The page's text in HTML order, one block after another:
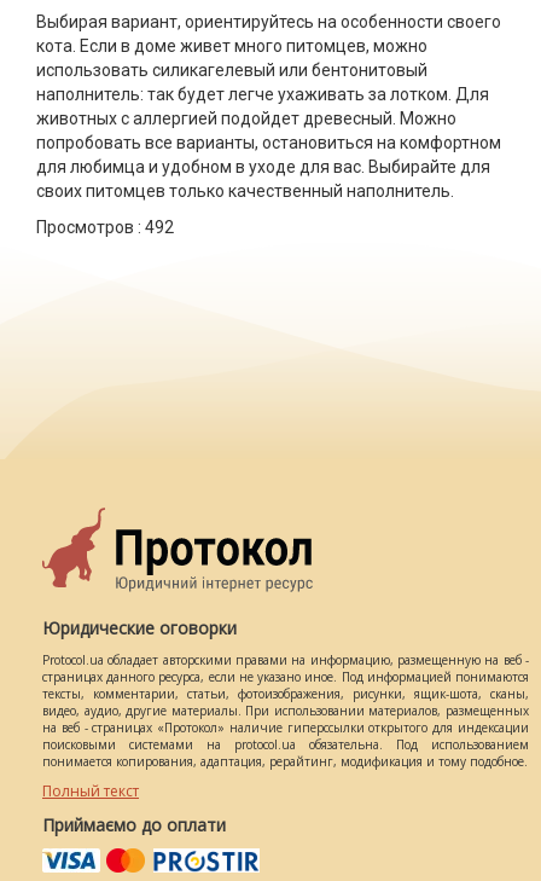
Выбирая вариант, ориентируйтесь на особенности своего
кота. Если в доме живет много питомцев, можно
использовать силикагелевый или бентонитовый
наполнитель: так будет легче ухаживать за лотком. Для
животных с аллергией подойдет древесный. Можно
попробовать все варианты, остановиться на комфортном
для любимца и удобном в уходе для вас. Выбирайте для
своих питомцев только качественный наполнитель.
Просмотров : 492
Юридические оговорки
Protocol.ua обладает авторскими правами на информацию, размещенную на веб -
страницах данного ресурса, если не указано иное. Под информацией понимаются
тексты, комментарии, статьи, фотоизображения, рисунки, ящик-шота, сканы,
видео, аудио, другие материалы. При использовании материалов, размещенных
на веб - страницах «Протокол» наличие гиперссылки открытого для индексации
поисковыми системами на protocol.ua обязательна. Под использованием
понимается копирования, адаптация, рерайтинг, модификация и тому подобное.
Полный текст
Приймаємо до оплати